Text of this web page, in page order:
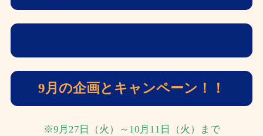
9月の企画とキャンペーン！！
※9月27日（火）～10月11日（火）まで